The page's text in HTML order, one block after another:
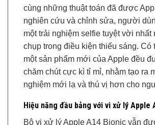
cùng những thuật toán đã được
nghiên cứu và chỉnh sửa, người
một trải nghiệm selfie tuyệt vời nhất
chụp trong điều kiện thiếu sáng. Có
một sản phẩm mới của Apple đều
chăm chút cực kì tỉ mỉ, nhằm tạo ra
nghiệm mới lạ và thú vị hơn cho
Hiệu năng đầu bảng với vi xử lý Apple
Bộ vi xử lý Apple A14 Bionic vẫn